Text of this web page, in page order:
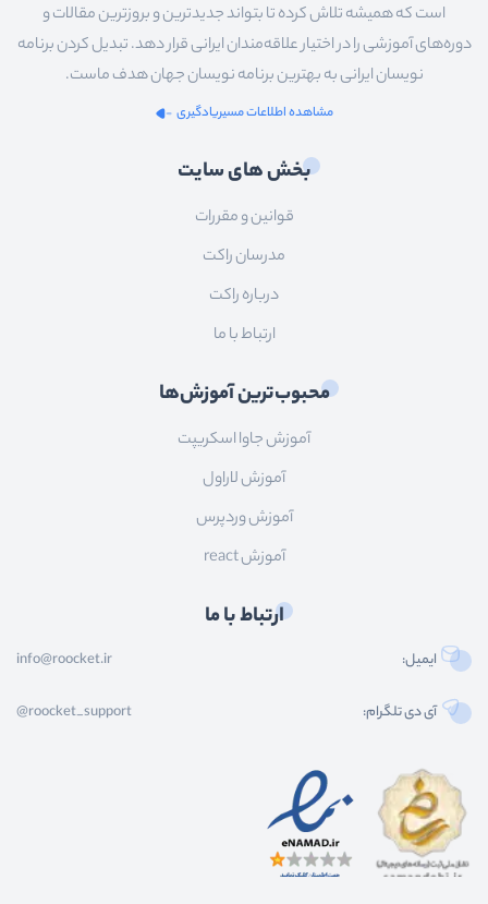
است که همیشه تلاش کرده تا بتواند جدیدترین و بروزترین مقالات و
دوره‌های آموزشی را در اختیار علاقه‌مندان ایرانی قرار دهد. تبدیل کردن برنامه
نویسان ایرانی به بهترین برنامه نویسان جهان هدف ماست.
مشاهده اطلاعات مسیریادگیری
بخش های سایت
قوانین و مقررات
مدرسان راکت
درباره راکت
ارتباط با ما
محبوب‌ترین آموزش‌ها
آموزش جاوا اسکریپت
آموزش لاراول
آموزش وردپرس
آموزش react
ارتباط با ما
ایمیل: info@roocket.ir
آی دی تلگرام: @roocket_support